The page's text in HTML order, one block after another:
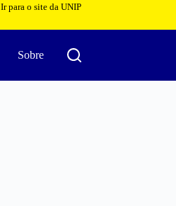
Ir para o site da UNIP
Sobre